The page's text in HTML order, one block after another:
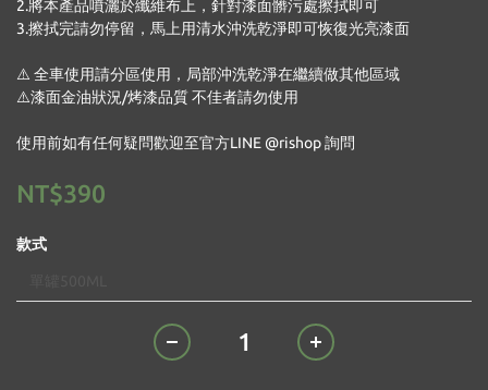
2.將本產品噴灑於纖維布上，針對漆面髒污處擦拭即可
3.擦拭完請勿停留，馬上用清水沖洗乾淨即可恢復光亮漆面
⚠️ 全車使用請分區使用，局部沖洗乾淨在繼續做其他區域
⚠️漆面金油狀況/烤漆品質 不佳者請勿使用
使用前如有任何疑問歡迎至官方LINE @rishop 詢問
NT$390
款式